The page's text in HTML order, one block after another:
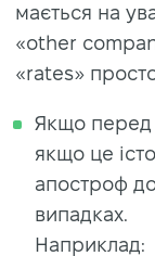
мається на
«other
«rates»
Якщо перед
якщо це
апостроф
випадках.
Наприклад: